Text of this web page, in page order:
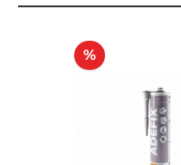
%Rabatt